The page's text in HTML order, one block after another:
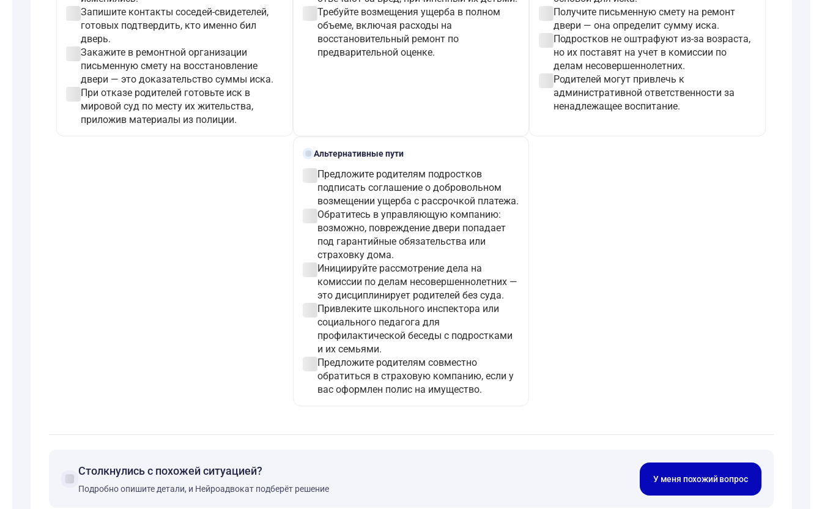
Запишите контакты соседей-свидетелей,
готовых подтвердить, кто именно бил
дверь.
Закажите в ремонтной организации
письменную смету на восстановление
двери — это доказательство суммы иска.
При отказе родителей готовьте иск в
мировой суд по месту их жительства,
приложив материалы из полиции.
Требуйте возмещения ущерба в полном
объеме, включая расходы на
восстановительный ремонт по
предварительной оценке.
Получите письменную смету на ремонт
двери — она определит сумму иска.
Подростков не оштрафуют из-за возраста,
но их поставят на учет в комиссии по
делам несовершеннолетних.
Родителей могут привлечь к
административной ответственности за
ненадлежащее воспитание.
alt_routeАльтернативные пути
Предложите родителям подростков
подписать соглашение о добровольном
возмещении ущерба с рассрочкой платежа.
Обратитесь в управляющую компанию:
возможно, повреждение двери попадает
под гарантийные обязательства или
страховку дома.
Инициируйте рассмотрение дела на
комиссии по делам несовершеннолетних —
это дисциплинирует родителей без суда.
Привлеките школьного инспектора или
социального педагога для
профилактической беседы с подростками
и их семьями.
Предложите родителям совместно
обратиться в страховую компанию, если у
вас оформлен полис на имущество.
forum Столкнулись с похожей ситуацией?
Подробно опишите детали, и Нейроадвокат подберёт решение
У меня похожий вопрос